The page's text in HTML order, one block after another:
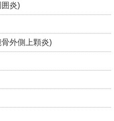
炎)
外側上顆炎)